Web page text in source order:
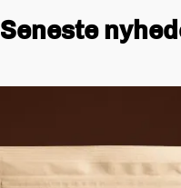
Seneste